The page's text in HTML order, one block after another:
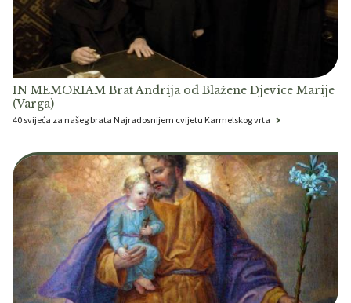
IN MEMORIAM Brat Andrija od Blažene Djevice Marije
(Varga)
40 svijeća za našeg brata Najradosnijem cvijetu Karmelskog vrta